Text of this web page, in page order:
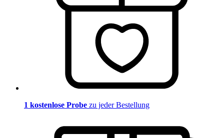
1 kostenlose Probe zu jeder Bestellung